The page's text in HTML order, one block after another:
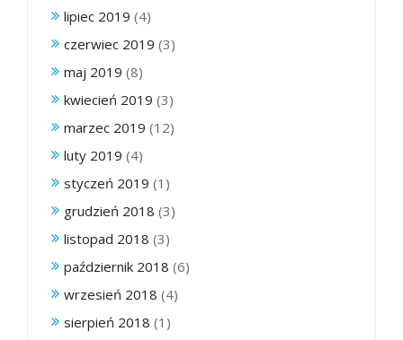
lipiec 2019 (4)
czerwiec 2019 (3)
maj 2019 (8)
kwiecień 2019 (3)
marzec 2019 (12)
luty 2019 (4)
styczeń 2019 (1)
grudzień 2018 (3)
listopad 2018 (3)
październik 2018 (6)
wrzesień 2018 (4)
sierpień 2018 (1)